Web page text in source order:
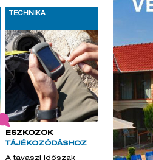
TECHNIKA
ESZKÖZÖK
TÁJÉKOZÓDÁSHOZ
A tavaszi időszak